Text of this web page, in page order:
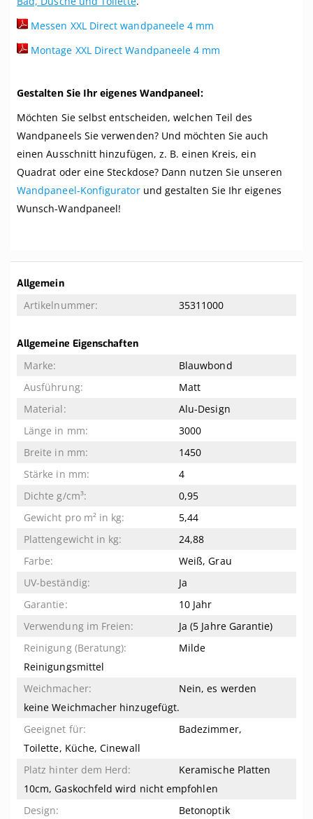
Messen XXL Direct wandpaneele 4 mm
Montage XXL Direct Wandpaneele 4 mm
Gestalten Sie Ihr eigenes Wandpaneel:
Möchten Sie selbst entscheiden, welchen Teil des
Wandpaneels Sie verwenden? Und möchten Sie auch
einen Ausschnitt hinzufügen, z. B. einen Kreis, ein
Quadrat oder eine Steckdose? Dann nutzen Sie unseren
Wandpaneel-Konfiguratorund gestalten Sie Ihr eigenes
Wunsch-Wandpaneel!
Weitere
Informationen
Allgemein
35311000
Allgemeine Eigenschaften
Blauwbond
Matt
Alu-Design
3000
1450
4
0,95
5,44
24,88
Weiß, Grau
Ja
10 Jahr
Ja (5 Jahre Garantie)
Milde
Reinigungsmittel
Nein, es werden
keine Weichmacher hinzugefügt.
Badezimmer,
Toilette, Küche, Cinewall
Keramische Platten
10cm, Gaskochfeld wird nicht empfohlen
Betonoptik